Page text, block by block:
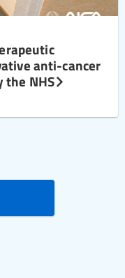
anti-cancer
the NHS